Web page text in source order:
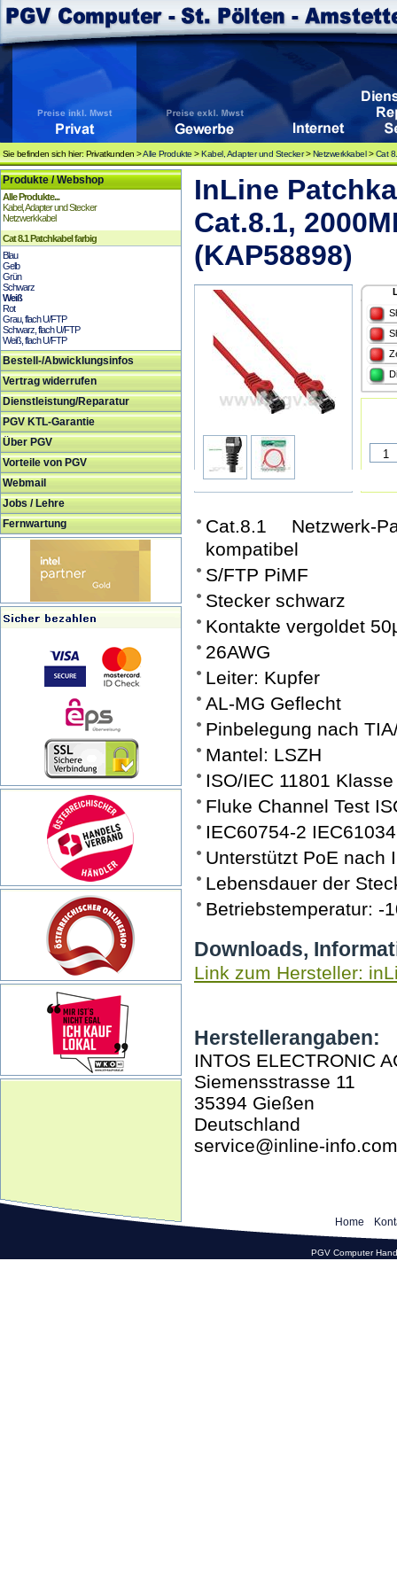
Sie befinden sich hier: Privatkunden >Alle Produkte >Kabel, Adapter und Stecker>Netzwerkkabel>Cat
Produkte / Webshop
Alle Produkte...
Kabel, Adapter und Stecker
Netzwerkkabel
Cat 8.1 Patchkabel farbig
Blau
Gelb
Grün
Schwarz
Weiß
Rot
Grau, flach U/FTP
Schwarz, flach U/FTP
Weiß, flach U/FTP
Bestell-/Abwicklungsinfos
Vertrag widerrufen
Dienstleistung/Reparatur
PGV KTL-Garantie
Über PGV
Vorteile von PGV
Webmail
Jobs / Lehre
Fernwartung
InLine
Cat.8.1,
(KAP58898)
Cat.8.1 Netzwerk-
kompatibel
S/FTP PiMF
Stecker schwarz
Kontakte vergoldet
26AWG
Leiter: Kupfer
AL-MG Geflecht
Pinbelegung nach
Mantel: LSZH
ISO/IEC 11801
Fluke Channel Test
IEC60754-2 IEC61034
Unterstützt PoE nach
Lebensdauer der
Betriebstemperatur: -
Downloads,
Link zum Hersteller:
Herstellerangaben:
INTOS ELECTRONIC
Siemensstrasse 11
35394 Gießen
Deutschland
service@inline-info.com
Home
PGV Computer